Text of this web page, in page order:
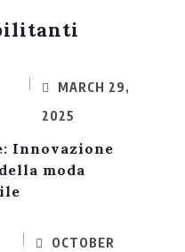
MARCH 29,
2025
Innovazione
moda
OCTOBER